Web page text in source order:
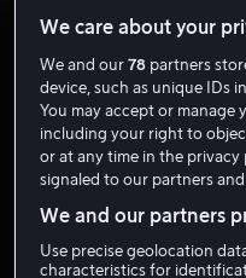
Before I Fall
6.4 Drama
We care about your
We and our78 partners
device, such as unique IDs
You may accept or manage
including your right to
or at any time in the privacy
signaled to our partners
We and our partners
Use precise geolocation
characteristics for